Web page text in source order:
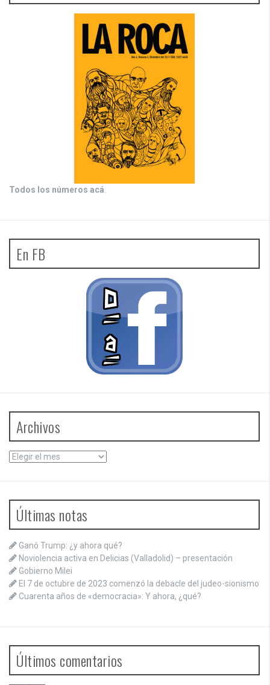
Todos los números acá
En FB
Archivos
Archivos
Últimas notas
Ganó Trump: ¿y ahora qué?
Noviolencia activa en Delicias (Valladolid) – presentación
Gobierno Milei
El 7 de octubre de 2023 comenzó la debacle del judeo-sionismo
Cuarenta años de «democracia»: Y ahora, ¿qué?
Últimos comentarios